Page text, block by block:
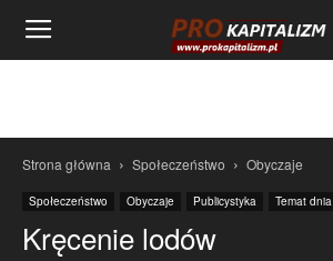
Strona główna Społeczeństwo Obyczaje
Społeczeństwo Obyczaje Publicystyka Temat dnia
Kręcenie lodów